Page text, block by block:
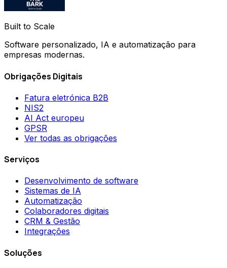
Built to Scale
Software personalizado, IA e automatização para
empresas modernas.
Obrigações Digitais
Fatura eletrónica B2B
NIS2
AI Act europeu
GPSR
Ver todas as obrigações
Serviços
Desenvolvimento de software
Sistemas de IA
Automatização
Colaboradores digitais
CRM & Gestão
Integrações
Soluções